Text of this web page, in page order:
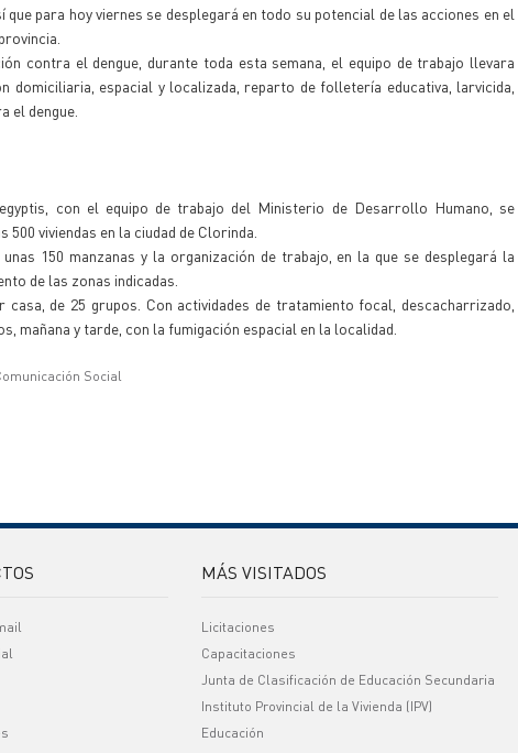
para hoy viernes se desplegará en todo su potencial de las acciones en el
contra el dengue, durante toda esta semana, el equipo de trabajo llevara
domiciliaria, espacial y localizada, reparto de folletería educativa, larvicida,
el dengue.
con el equipo de trabajo del Ministerio de Desarrollo Humano, se
viviendas en la ciudad de Clorinda.
150 manzanas y la organización de trabajo, en la que se desplegará la
de las zonas indicadas.
de 25 grupos. Con actividades de tratamiento focal, descacharrizado,
mañana y tarde, con la fumigación espacial en la localidad.
Social
MÁS VISITADOS
Licitaciones
Capacitaciones
Junta de Clasificación de Educación Secundaria
Instituto Provincial de la Vivienda (IPV)
Educación